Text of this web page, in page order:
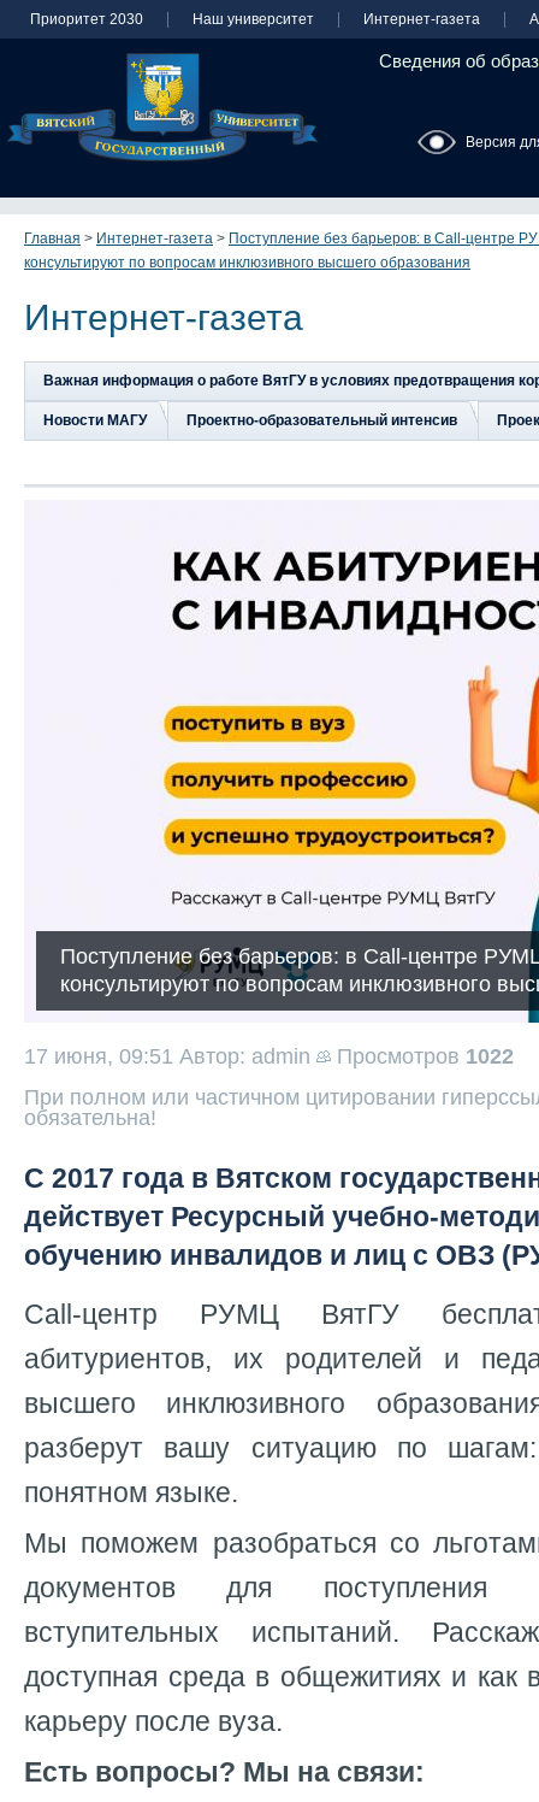
Приоритет 2030 Наш университет Интернет-газета
Сведения об
Версия
Главная > Интернет-газета > Поступление без барьеров: в Call-центре
консультируют по вопросам инклюзивного высшего образования
Интернет-газета
Важная информация о работе ВятГУ в условиях предотвращения
Новости МАГУ Проектно-образовательный интенсив
Поступление без барьеров: в Call-центре
консультируют по вопросам инклюзивного
17 июня, 09:51 Автор: admin Просмотров 1022
При полном или частичном цитировании
обязательна!
С 2017 года в Вятском
действует Ресурсный учебно-
обучению инвалидов и лиц с ОВЗ
Call-центр РУМЦ ВятГУ
абитуриентов, их родителей и
высшего инклюзивного
разберут вашу ситуацию по
понятном языке.
Мы поможем разобраться со
документов для поступления
вступительных испытаний.
доступная среда в общежитиях и как
карьеру после вуза.
Есть вопросы? Мы на связи: